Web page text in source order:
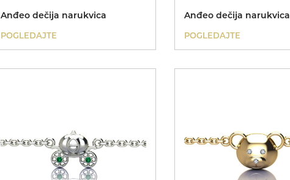
Anđeo dečija narukvica
POGLEDAJTE
Anđeo dečija narukvica
POGLEDAJTE